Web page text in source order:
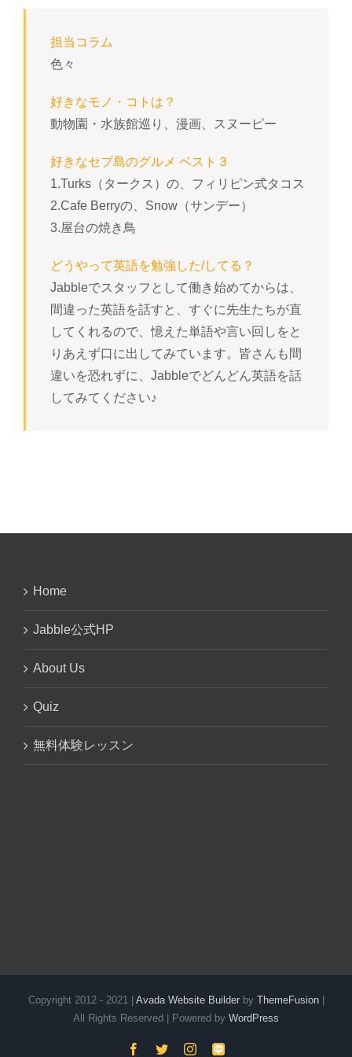
担当コラム
色々
好きなモノ・コトは？
動物園・水族館巡り、漫画、スヌーピー
好きなセブ島のグルメ ベスト３
1.Turks（タークス）の、フィリピン式タコス
2.Cafe Berryの、Snow（サンデー）
3.屋台の焼き鳥
どうやって英語を勉強した/してる？
Jabbleでスタッフとして働き始めてからは、
間違った英語を話すと、すぐに先生たちが直
してくれるので、憶えた単語や言い回しをと
りあえず口に出してみています。皆さんも間
違いを恐れずに、Jabbleでどんどん英語を話
してみてください♪
Home
Jabble公式HP
About Us
Quiz
無料体験レッスン
Copyright 2012 - 2021 | Avada Website Builderby ThemeFusion|
All Rights Reserved | Powered by WordPress
Facebook
TwitterInstagram
LINE